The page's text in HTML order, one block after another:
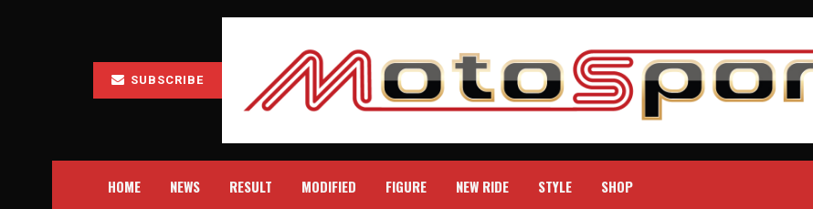
SUBSCRIBE
HOME NEWS RESULT MODIFIED FIGURE NEW RIDE STYLE SHOP